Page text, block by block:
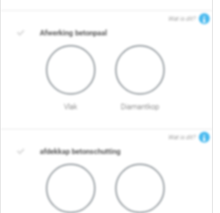
Wat is dit?
Afwerking betonpaal
Vlak Diamantkop
Wat is dit?
afdekkap betonschutting